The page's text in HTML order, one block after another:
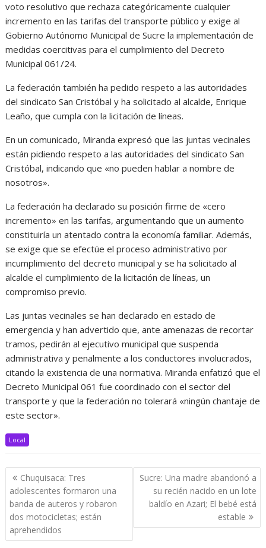
voto resolutivo que rechaza categóricamente cualquier
incremento en las tarifas del transporte público y exige al
Gobierno Autónomo Municipal de Sucre la implementación de
medidas coercitivas para el cumplimiento del Decreto
Municipal 061/24.
La federación también ha pedido respeto a las autoridades
del sindicato San Cristóbal y ha solicitado al alcalde, Enrique
Leaño, que cumpla con la licitación de líneas.
En un comunicado, Miranda expresó que las juntas vecinales
están pidiendo respeto a las autoridades del sindicato San
Cristóbal, indicando que «no pueden hablar a nombre de
nosotros».
La federación ha declarado su posición firme de «cero
incremento» en las tarifas, argumentando que un aumento
constituiría un atentado contra la economía familiar. Además,
se exige que se efectúe el proceso administrativo por
incumplimiento del decreto municipal y se ha solicitado al
alcalde el cumplimiento de la licitación de líneas, un
compromiso previo.
Las juntas vecinales se han declarado en estado de
emergencia y han advertido que, ante amenazas de recortar
tramos, pedirán al ejecutivo municipal que suspenda
administrativa y penalmente a los conductores involucrados,
citando la existencia de una normativa. Miranda enfatizó que el
Decreto Municipal 061 fue coordinado con el sector del
transporte y que la federación no tolerará «ningún chantaje de
este sector».
Local
Navegación
de
entradas
Chuquisaca: Tres
adolescentes formaron una
banda de auteros y robaron
dos motocicletas; están
aprehendidos
Sucre: Una madre abandonó a
su recién nacido en un lote
baldío en Azari; El bebé está
estable